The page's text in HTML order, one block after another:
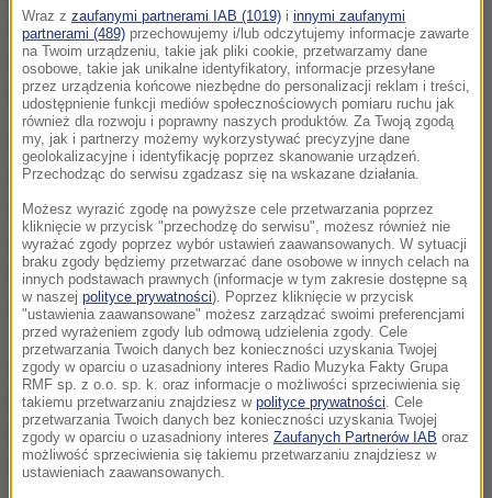
stan techniczny. Zanim doszło do wyburzenia
pierwszej z nich, wokół wyznaczono specjalną, 200-
metrowa strefę bezpieczeństwa.
Chłodnię wyburzono stosując tak zwaną metodę
strzałową. To jedna z najbezpieczniejszych metod
wyburzania gigantycznych obiektów. Robiła to
wyspecjalizowana firma. Użyto do tego około 200 kg
materiałów wybuchowych oraz ponad 3 tysięcy
zapalników.
Wielka chłodnia runęła w 3,5 sekundy. W tym i w
przyszłym roku na ternie Elektrowni Łagisza mają
być jeszcze wyburzone dwie kolejne oraz komin.
Wszystkie te obiekty są w złym stanie technicznym.
Wraz z zaufanymi partnerami IAB (1019) i innymi zaufanymi
partnerami (489) przechowujemy i/lub odczytujemy informacje zawarte
na Twoim urządzeniu, takie jak pliki cookie, przetwarzamy dane
osobowe, takie jak unikalne identyfikatory, informacje przesyłane
przez urządzenia końcowe niezbędne do personalizacji reklam i treści,
udostępnienie funkcji mediów społecznościowych pomiaru ruchu jak
również dla rozwoju i poprawny naszych produktów. Za Twoją zgodą
my, jak i partnerzy możemy wykorzystywać precyzyjne dane
geolokalizacyjne i identyfikację poprzez skanowanie urządzeń.
Przechodząc do serwisu zgadzasz się na wskazane działania.
Możesz wyrazić zgodę na powyższe cele przetwarzania poprzez
kliknięcie w przycisk "przechodzę do serwisu", możesz również nie
wyrażać zgody poprzez wybór ustawień zaawansowanych. W sytuacji
braku zgody będziemy przetwarzać dane osobowe w innych celach na
innych podstawach prawnych (informacje w tym zakresie dostępne są
w naszej polityce prywatności). Poprzez kliknięcie w przycisk
"ustawienia zaawansowane" możesz zarządzać swoimi preferencjami
przed wyrażeniem zgody lub odmową udzielenia zgody. Cele
przetwarzania Twoich danych bez konieczności uzyskania Twojej
zgody w oparciu o uzasadniony interes Radio Muzyka Fakty Grupa
RMF sp. z o.o. sp. k. oraz informacje o możliwości sprzeciwienia się
takiemu przetwarzaniu znajdziesz w polityce prywatności . Cele
przetwarzania Twoich danych bez konieczności uzyskania Twojej
zgody w oparciu o uzasadniony interes Zaufanych Partnerów IAB oraz
możliwość sprzeciwienia się takiemu przetwarzaniu znajdziesz w
ustawieniach zaawansowanych.